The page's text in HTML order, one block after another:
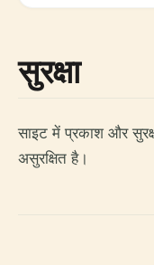
सुरक्षा
साइट में प्रकाश और
असुरक्षित है।